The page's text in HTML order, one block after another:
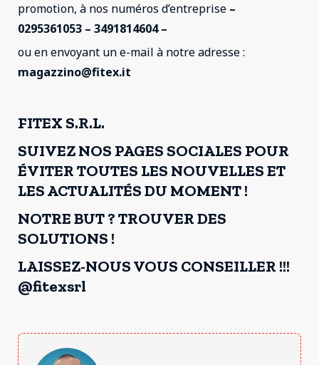
promotion, à nos numéros d’entreprise –
0295361053 – 3491814604 –
ou en envoyant un e-mail à notre adresse :
magazzino@fitex.it
FITEX S.R.L.
SUIVEZ NOS PAGES SOCIALES POUR
ÉVITER TOUTES LES NOUVELLES ET
LES ACTUALITÉS DU MOMENT !
NOTRE BUT ? TROUVER DES
SOLUTIONS !
LAISSEZ-NOUS VOUS CONSEILLER !!!
@fitexsrl